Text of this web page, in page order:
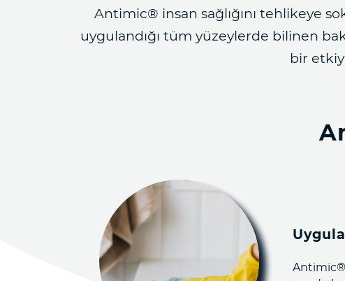
Antimic® insan sağlığını tehlikeye
uygulandığı tüm yüzeylerde bilinen
bir